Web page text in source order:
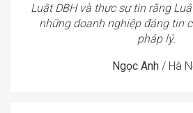
Luật DBH và thực sự tin rằng
những doanh nghiệp đáng tin
pháp lý.
Ngọc Anh / Hà